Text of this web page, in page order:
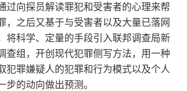
过向探员解读罪犯和受害者的心理来帮
，之后又基于与受害者以及大量已落网
将科学、定量的手段引入联邦调查局新
查组，开创现代犯罪侧写方法，用一种
犯罪嫌疑人的犯罪和行为模式以及个人
步的动向做出预测。